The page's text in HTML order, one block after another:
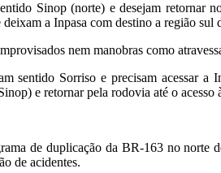
Sinop (norte) e desejam
a Inpasa com destino a região sul
nem manobras como
sentido Sorriso e precisam acessar
e retornar pela rodovia até o acesso
de duplicação da BR-163 no norte
de acidentes.